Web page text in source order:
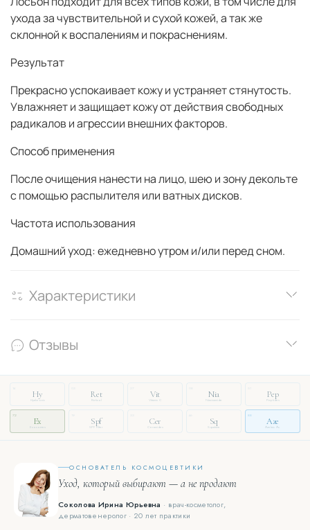
ухода за чувствительной и сухой кожей, а так же
склонной к воспалениям и покраснениям.
Результат
Прекрасно успокаивает кожу и устраняет стянутость.
Увлажняет и защищает кожу от действия свободных
радикалов и агрессии внешних факторов.
Способ применения
После очищения нанести на лицо, шею и зону декольте
с помощью распылителя или ватных дисков.
Частота использования
Домашний уход: ежедневно утром и/или перед сном.
Характеристики
Отзывы
14
Hy
Hyaluronic
Ret
Retinol
Vit
Vitamin C
Nia
Niacinamide
Pep
Peptides
72
Ex
Exosomes
Spf
SPF Filter
Cer
Ceramides
46
Sq
Squalane
88
Aze
Azelaic Ac.
ОСНОВАТЕЛЬ КОСМОЦЕВТИКИ
Уход, который выбирают — а не продают
Соколова Ирина Юрьевна · врач-косметолог,
дерматовенеролог · 20 лет практики